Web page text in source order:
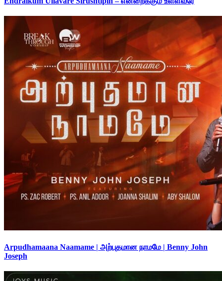
Arpudhamaana Naamame | அற்புதமான நாமமே | Benny John
Joseph